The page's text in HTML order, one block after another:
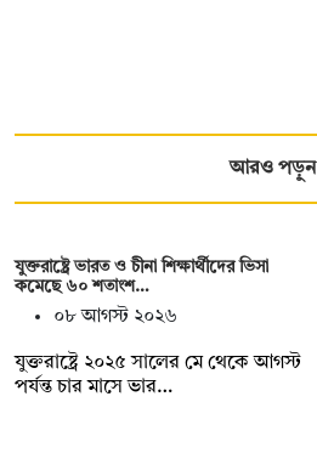
আরও পড়ুন
যুক্তরাষ্ট্রে ভারত ও চীনা শিক্ষার্থীদের ভিসা
কমেছে ৬০ শতাংশ…
০৮ আগস্ট ২০২৬
যুক্তরাষ্ট্রে ২০২৫ সালের মে থেকে আগস্ট
পর্যন্ত চার মাসে ভার…